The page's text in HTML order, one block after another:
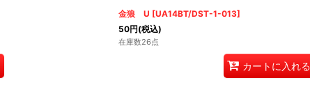
金狼 U [UA14BT/DST-1-013]
50円(税込)
在庫数26点
カートに入れる